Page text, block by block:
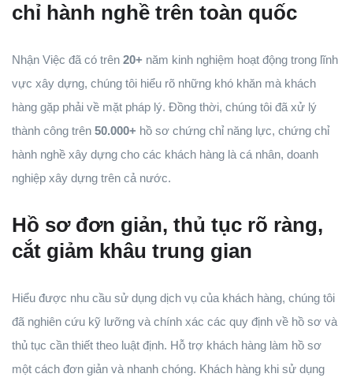
chỉ hành nghề trên toàn quốc
Nhận Việc đã có trên 20+ năm kinh nghiệm hoạt động trong lĩnh
vực xây dựng, chúng tôi hiểu rõ những khó khăn mà khách
hàng gặp phải về mặt pháp lý. Đồng thời, chúng tôi đã xử lý
thành công trên 50.000+ hồ sơ chứng chỉ năng lực, chứng chỉ
hành nghề xây dựng cho các khách hàng là cá nhân, doanh
nghiệp xây dựng trên cả nước.
Hồ sơ đơn giản, thủ tục rõ ràng,
cắt giảm khâu trung gian
Hiểu được nhu cầu sử dụng dịch vụ của khách hàng, chúng tôi
đã nghiên cứu kỹ lưỡng và chính xác các quy định về hồ sơ và
thủ tục cần thiết theo luật định. Hỗ trợ khách hàng làm hồ sơ
một cách đơn giản và nhanh chóng. Khách hàng khi sử dụng